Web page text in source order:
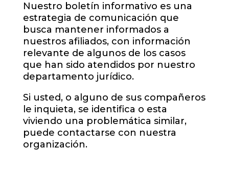
Nuestro boletín informativo es una
estrategia de comunicación que
busca mantener informados a
nuestros afiliados, con información
relevante de algunos de los casos
que han sido atendidos por nuestro
departamento jurídico.
Si usted, o alguno de sus compañeros
le inquieta, se identifica o esta
viviendo una problemática similar,
puede contactarse con nuestra
organización.